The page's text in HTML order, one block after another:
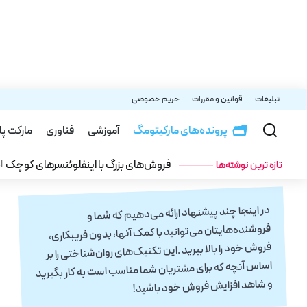
تبلیغات قوانین و مقررات حریم خصوصی
پرونده‌های مارکیتومگ آموزشی فناوری مارکت
تازه‌ ترین نوشته‌ها فروش‌های بزرگ با اینفلوئنسرهای کوچک
آموزشی
نوشته شده توسط:فرید مستوفی
انتشار: ۱۰ تیر ۱۴۰۵
‬فروشنده‌هایتان‭ ‬می‌توانید‭ ‬با‭ ‬کمک‭ ‬آنها،‭ ‬بدون‭ ‬فریبکاری،‭
‬فروش‭ ‬خود‭ ‬را‭ ‬بالا‭ ‬ببرید‭. ‬این‭ ‬تکنیک‌های‭ ‬روان‌شناختی‭ ‬را‭ ‬بر‭
‬و‭ ‬شاهد‭ ‬افزایش‭ ‬فروش‭ ‬خود‭ ‬باشید‭!‬